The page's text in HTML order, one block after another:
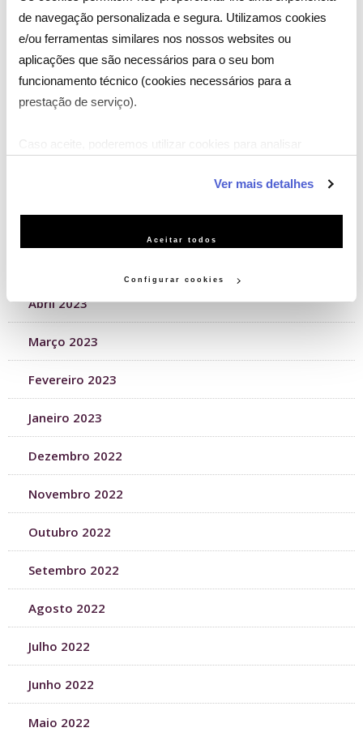
de navegação personalizada e segura. Utilizamos cookies
e/ou ferramentas similares nos nossos websites ou
aplicações que são necessários para o seu bom
funcionamento técnico (cookies necessários para a
prestação de serviço).
Caso aceite, poderemos utilizar cookies para analisar
serviço às suas preferências e apresentar-lhe
publicidade personalizada). Pode gerir a utilização dos
Ver mais detalhes
Aceitar todos
Configurar cookies
Novembro 2023
Outubro 2023
Setembro 2023
Agosto 2023
Abril 2023
Março 2023
Fevereiro 2023
Janeiro 2023
Dezembro 2022
Novembro 2022
Outubro 2022
Setembro 2022
Agosto 2022
Julho 2022
Junho 2022
Maio 2022